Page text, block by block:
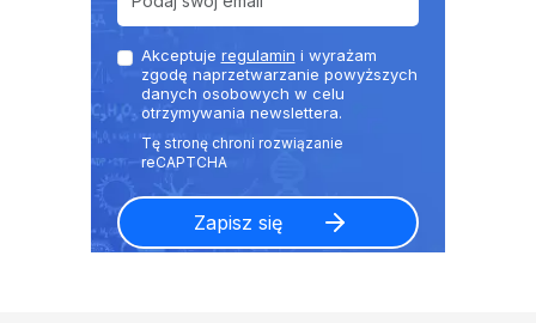
Akceptuje regulamin i wyrażam
zgodę naprzetwarzanie powyższych
danych osobowych w celu
otrzymywania newslettera.